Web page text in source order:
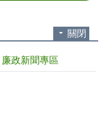
關閉
廉政新聞專區